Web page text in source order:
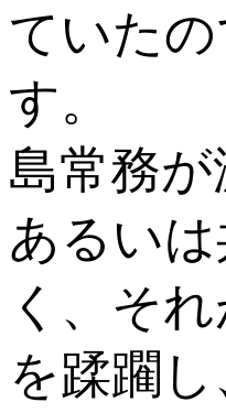
ていた
す。
島常務
あるい
く、そ
を蹂躙